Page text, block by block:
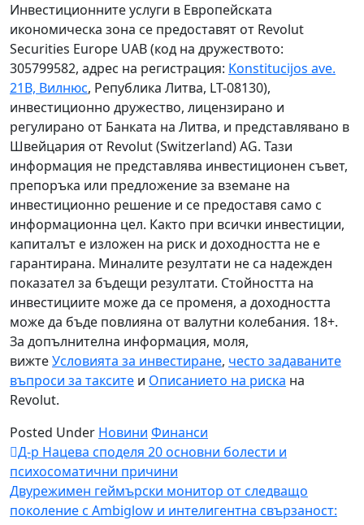
Инвестиционните услуги в Европейската
икономическа зона се предоставят от Revolut
Securities Europe UAB (код на дружеството:
305799582, адрес на регистрация: Konstitucijos ave.
21B, Вилнюс, Република Литва, LT-08130),
инвестиционно дружество, лицензирано и
регулирано от Банката на Литва, и представлявано в
Швейцария от Revolut (Switzerland) AG. Тази
информация не представлява инвестиционен съвет,
препоръка или предложение за вземане на
инвестиционно решение и се предоставя само с
информационна цел. Както при всички инвестиции,
капиталът е изложен на риск и доходността не е
гарантирана. Миналите резултати не са надежден
показател за бъдещи резултати. Стойността на
инвестициите може да се променя, а доходността
може да бъде повлияна от валутни колебания. 18+.
За допълнителна информация, моля,
вижтеУсловията за инвестиране, често задаваните
въпроси за таксите и Описанието на риска на
Revolut.
Posted Under Новини Финанси
Навигация
Д-р Нацева споделя 20 основни болести и
психосоматични причини
Двурежимен геймърски монитор от следващо
поколение с Ambiglow и интелигентна свързаност: